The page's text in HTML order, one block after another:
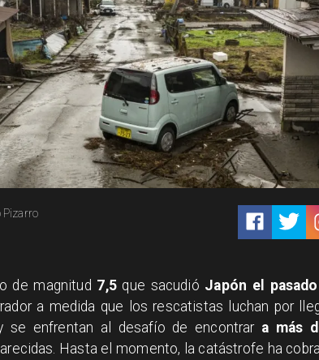
Pizarro
de magnitud 7,5que sacudió Japón el
a medida que los rescatistas luchan por
se enfrentan al desafío de encontrara más
Hasta el momento, la catástrofe ha